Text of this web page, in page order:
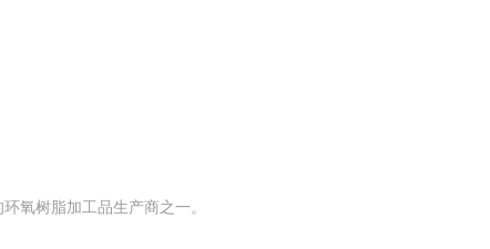
氧树脂加工品生产商之一。